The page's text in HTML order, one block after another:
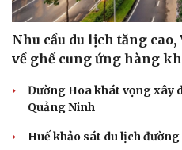
Nhu cầu du lịch tăng
về ghế cung ứng hàng
Đường Hoa khát vọng xây
Quảng Ninh
Huế khảo sát du lịch